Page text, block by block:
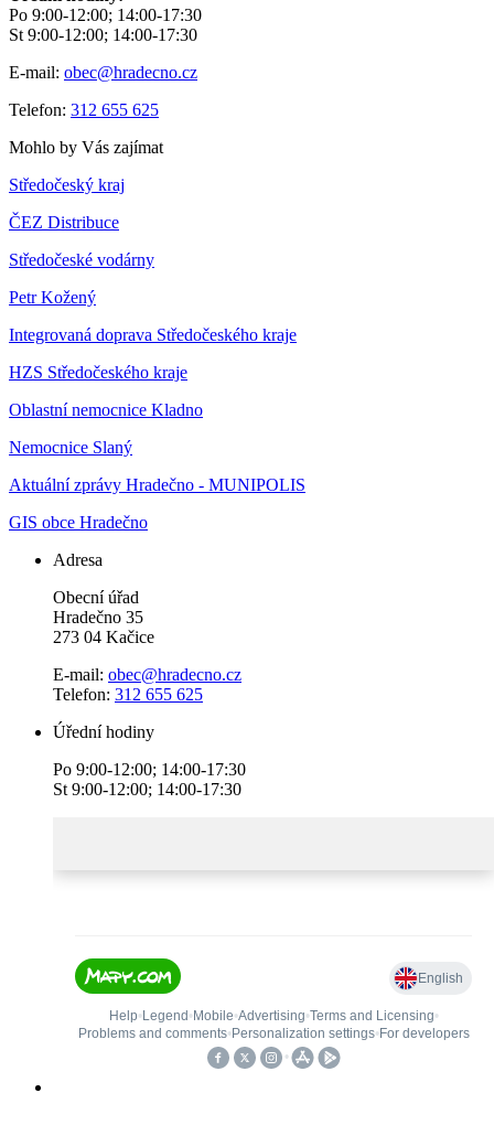
Po 9:00-12:00; 14:00-17:30
St 9:00-12:00; 14:00-17:30
E-mail: obec@hradecno.cz
Telefon: 312 655 625
Mohlo by Vás zajímat
Středočeský kraj
ČEZ Distribuce
Středočeské vodárny
Petr Kožený
Integrovaná doprava Středočeského kraje
HZS Středočeského kraje
Oblastní nemocnice Kladno
Nemocnice Slaný
Aktuální zprávy Hradečno - MUNIPOLIS
GIS obce Hradečno
Adresa
Obecní úřad
Hradečno 35
273 04 Kačice
E-mail: obec@hradecno.cz
Telefon: 312 655 625
Úřední hodiny
Po 9:00-12:00; 14:00-17:30
St 9:00-12:00; 14:00-17:30